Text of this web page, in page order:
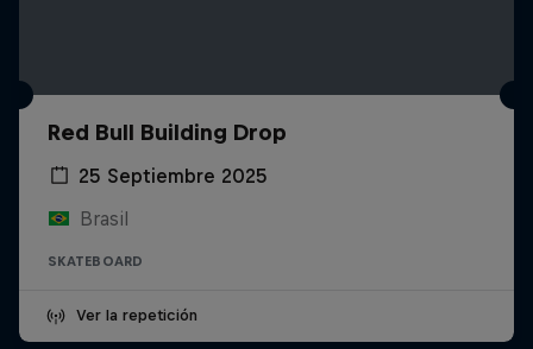
Red Bull Building Drop
25 Septiembre 2025
Brasil
SKATEBOARD
Ver la repetición